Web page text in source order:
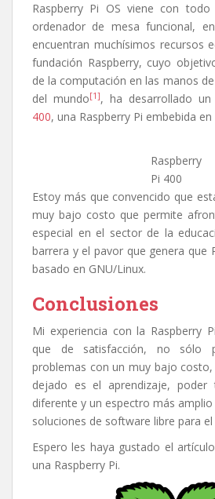
Raspberry Pi OS viene con
ordenador de mesa funcional,
encuentran muchísimos recursos
fundación Raspberry, cuyo
de la computación en las manos
del mundo[1], ha desarrollado
400, una Raspberry Pi embebida
Raspberry
Pi 400
Estoy más que convencido que
muy bajo costo que permite
especial en el sector de la
barrera y el pavor que genera que
basado en GNU/Linux.
Conclusiones
Mi experiencia con la Raspberry
que de satisfacción, no sólo
problemas con un muy bajo
dejado es el aprendizaje, poder
diferente y un espectro más
soluciones de software libre para
Espero les haya gustado el
una Raspberry Pi.